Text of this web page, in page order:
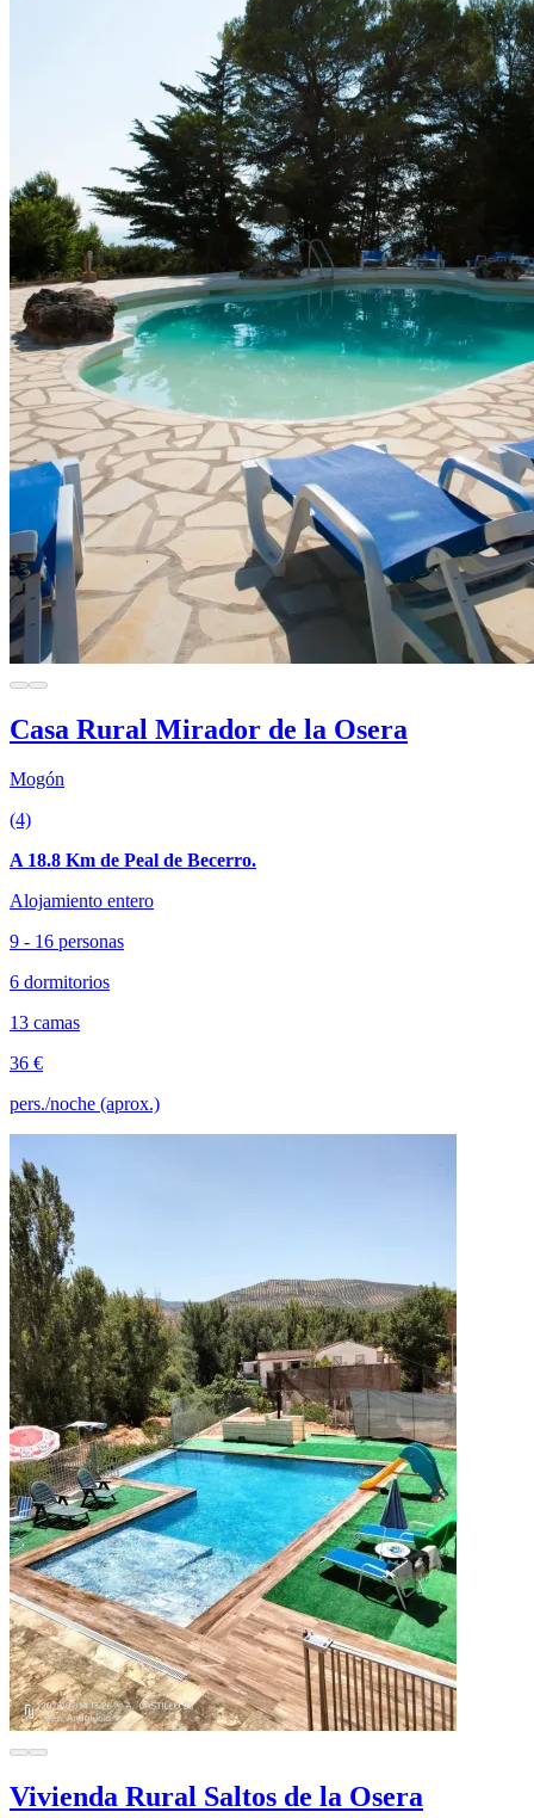
Casa Rural Mirador de la Osera
Mogón
(4)
A 18.8 Km de Peal de Becerro.
Alojamiento entero
9 - 16 personas
6 dormitorios
13 camas
36 €
pers./noche (aprox.)
Vivienda Rural Saltos de la Osera